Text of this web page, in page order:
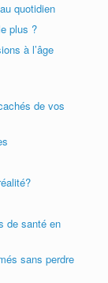
quotidien
plus ?
à l’âge
de vos
de santé en
sans perdre